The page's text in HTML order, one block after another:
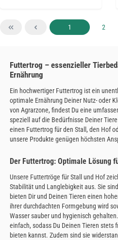
Seite
1 Seite
2
Futtertrog – essenzieller
Ernährung
Ein hochwertiger Futtertrog ist ein
optimale Ernährung Deiner Nutz- oder
von Agrarzone, findest Du eine
speziell auf die Bedürfnisse Deiner
einen Futtertrog für den Stall, den Hof
unsere Produkte genügen höchsten
Der Futtertrog: Optimale Lösung
Unsere Futtertröge für Stall und Hof
Stabilität und Langlebigkeit aus. Sie
bieten Dir und Deinen Tieren einen
ihrer durchdachten Formgebung wird
Wasser sauber und hygienisch
einfach, sodass Du Deinen Tieren stets
bieten kannst. Zudem sind sie